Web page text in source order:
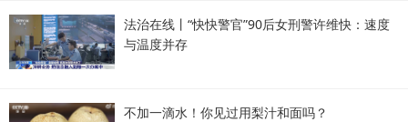
法治在线丨“快快警官”90后女刑警许维快：速度
与温度并存
不加一滴水！你见过用梨汁和面吗？